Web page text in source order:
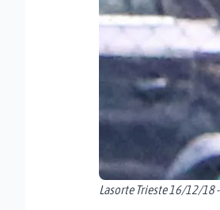
Lasorte Trieste 16/12/18